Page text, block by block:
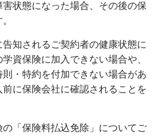
状態になった場合、その後の保
知されるご契約者の健康状態に
資保険に加入できない場合や、
・特約を付加できない場合があ
前に保険会社に確認されることを
の「保険料払込免除」についてご